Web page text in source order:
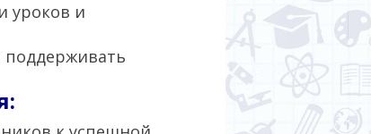
уроков и
поддерживать